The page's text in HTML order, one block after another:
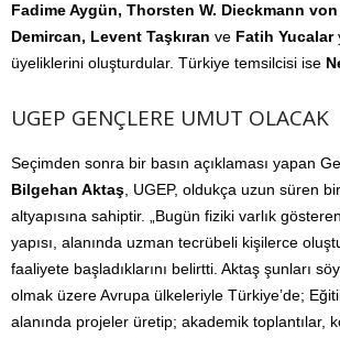
Fadime Aygün, Thorsten W. Dieckmann von
Demircan, Levent Taşkıran ve Fatih Yucalar
üyeliklerini oluşturdular. Türkiye temsilcisi ise
UGEP GENÇLERE UMUT OLACAK
Seçimden sonra bir basın açıklaması yapan
Bilgehan Aktaş , UGEP, oldukça uzun süren
altyapısına sahiptir. „Bugün fiziki varlık
yapısı, alanında uzman tecrübeli kişilerce
faaliyete başladıklarını belirtti. Aktaş şunları
olmak üzere Avrupa ülkeleriyle Türkiye’de;
alanında projeler üretip; akademik toplantılar,